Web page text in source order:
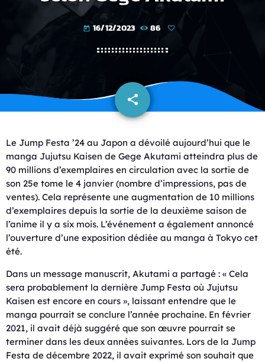
today 16/12/2023 86
share
email
Le Jump Festa ’24 au Japon a dévoilé aujourd’hui que le
manga Jujutsu Kaisen de Gege Akutami atteindra plus de
90 millions d’exemplaires en circulation avec la sortie de
son 25e tome le 4 janvier (nombre d’impressions, pas de
ventes). Cela représente une augmentation de 10 millions
d’exemplaires depuis la sortie de la deuxième saison de
l’anime il y a six mois. L’événement a également annoncé
l’ouverture d’une exposition dédiée au manga à Tokyo cet
été.
Dans un message manuscrit, Akutami a partagé : « Cela
sera probablement la dernière Jump Festa où Jujutsu
Kaisen est encore en cours », laissant entendre que le
manga pourrait se conclure l’année prochaine. En février
2021, il avait déjà suggéré que son œuvre pourrait se
terminer dans les deux années suivantes. Lors de la Jump
Festa de décembre 2022, il avait exprimé son souhait que